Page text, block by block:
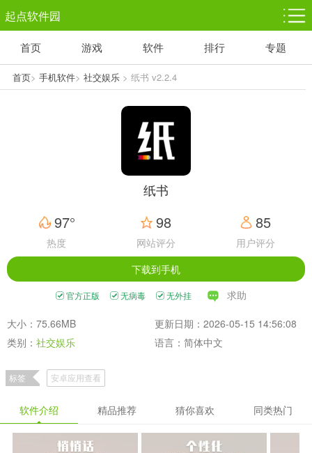
起点软件园
塔防游戏
1千+款游戏
休闲益智
1万+款游戏
体育竞技
5百+款游戏
赛车竞速
3百+款游戏
首页 游戏 软件 排行 专题
首页> 手机软件> 社交娱乐> 纸书 v2.2.4
纸书
97°
热度
98
网站评分
85
用户评分
下载到手机
官方正版 无病毒 无外挂 求助
大小：75.66MB
更新日期：2026-05-15 14:56:08
类别： 社交娱乐 语言：简体中文
标签 安卓应用查看
软件介绍 精品推荐 猜你喜欢 同类热门